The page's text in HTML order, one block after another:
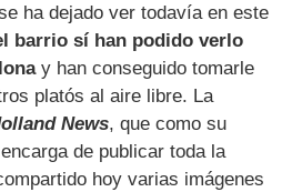
ha dejado ver todavía en este
barrio sí han podido verlo
y han conseguido tomarle
platós al aire libre. La
News, que como su
de publicar toda la
hoy varias imágenes